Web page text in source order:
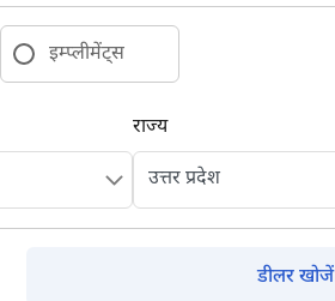
इम्प्लीमेंट्स
राज्य
डीलर खोजें